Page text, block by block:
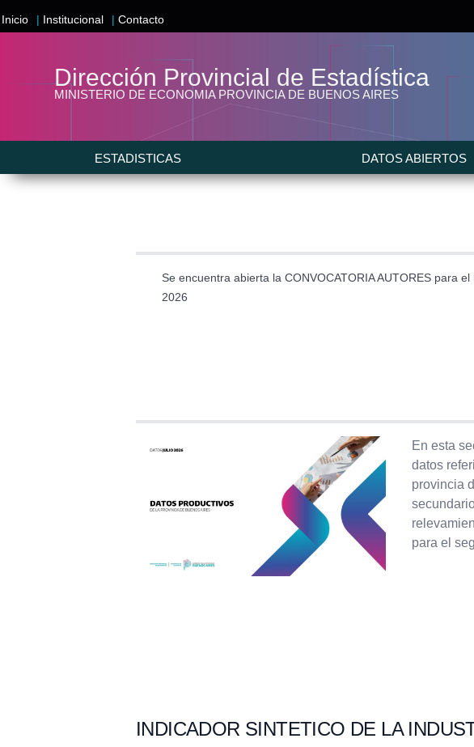
Inicio | Institucional | Contacto
Dirección Provincial de Estadística
MINISTERIO DE ECONOMIA PROVINCIA DE BUENOS AIRES
ESTADISTICAS DATOS ABIERTOS
Se encuentra abierta la CONVOCATORIA AUTORES para
2026
En esta
datos
provincia
para el
INDICADOR SINTETICO DE LA